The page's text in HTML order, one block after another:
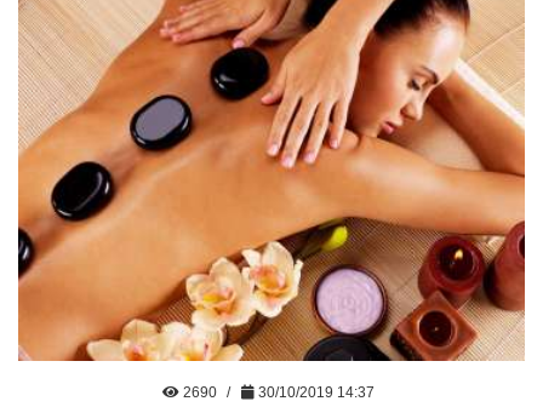
2690 30/10/2019 14:37